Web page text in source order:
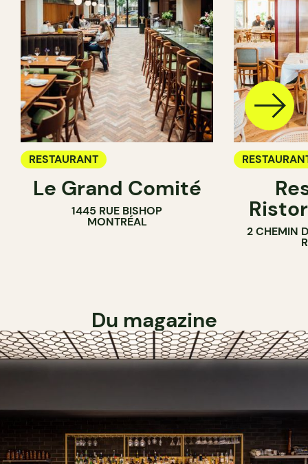
RESTAURANT
Le Grand Comité
1445 RUE BISHOP
MONTRÉAL
2 CHEMIN
Du magazine